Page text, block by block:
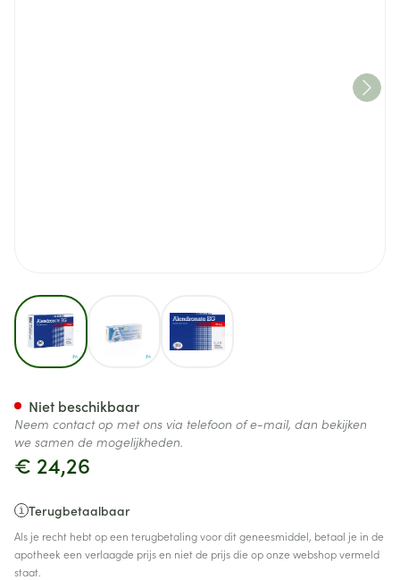
View larger image
€ 24,26
Terugbetaalbaar
Als je recht hebt op een terugbetaling voor dit geneesmiddel, betaal je in de
apotheek een verlaagde prijs en niet de prijs die op onze webshop vermeld
staat.
Niet beschikbaar
Neem contact op met ons via telefoon of e-mail, dan bekijken
we samen de mogelijkheden.